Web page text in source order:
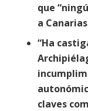
que
a
“Ha
claves